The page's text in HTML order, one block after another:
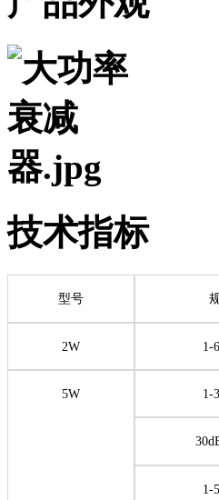
技术指标
型号
2W 1-
5W 1-
1-